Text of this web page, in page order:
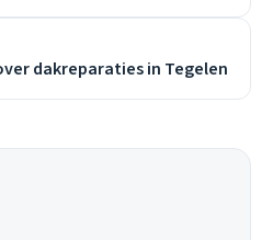
dakreparaties in Tegelen